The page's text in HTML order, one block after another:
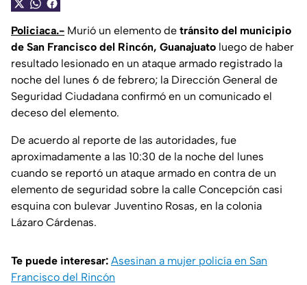
Policiaca.- Murió un elemento de tránsito del municipio
de San Francisco del Rincón, Guanajuato luego de haber
resultado lesionado en un ataque armado registrado la
noche del lunes 6 de febrero; la Dirección General de
Seguridad Ciudadana confirmó en un comunicado el
deceso del elemento.
De acuerdo al reporte de las autoridades, fue
aproximadamente a las 10:30 de la noche del lunes
cuando se reportó un ataque armado en contra de un
elemento de seguridad sobre la calle Concepción casi
esquina con bulevar Juventino Rosas, en la colonia
Lázaro Cárdenas.
Te puede interesar: Asesinan a mujer policía en San
Francisco del Rincón